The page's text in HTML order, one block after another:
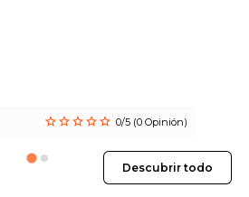
0/5 (0 Opinión)
Descubrir todo